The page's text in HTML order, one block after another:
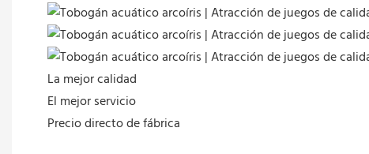
La mejor calidad
El mejor servicio
Precio directo de fábrica